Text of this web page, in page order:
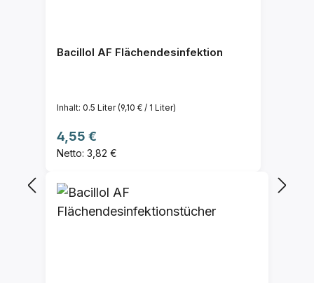
Bacillol AF Flächendesinfektion
Inhalt: 0.5 Liter(9,10 € / 1 Liter)
Regulärer Preis:
4,55 €
Netto: 3,82 €